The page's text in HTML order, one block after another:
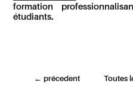
formation
étudiants.
← précedent Toutes